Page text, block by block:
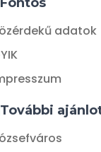
adatok
További